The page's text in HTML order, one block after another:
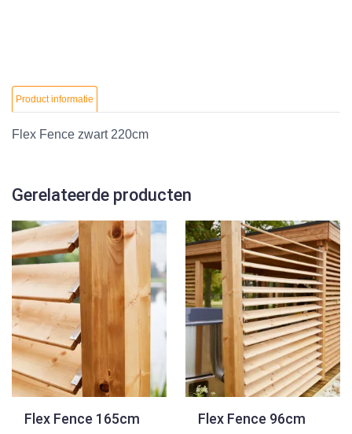
Product informatie
Flex Fence zwart 220cm
Gerelateerde producten
Flex Fence 165cm Flex Fence 96cm